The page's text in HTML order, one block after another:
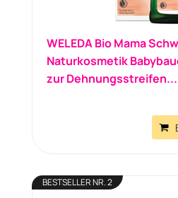
WELEDA Bio Mama
Naturkosmetik
zur Dehnungsstreifen...
BESTSELLER NR. 2